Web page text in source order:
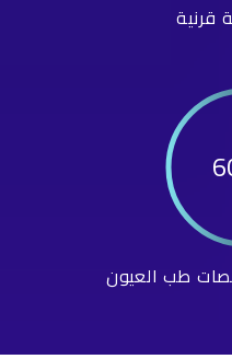
قرنية
طب العيون